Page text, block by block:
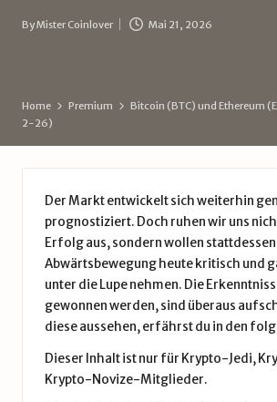
-
u
d
Posted
ByMister Coinlover Mai 21, 2026
Home Premium
Bitcoin (BTC) und Ethereum
2-26)
Der Markt entwickelt sich weiterhin
prognostiziert. Doch ruhen wir uns
Erfolg aus, sondern wollen
Abwärtsbewegung heute kritisch und
unter die Lupe nehmen. Die
gewonnen werden, sind überaus
diese aussehen, erfährst du in den
Dieser Inhalt ist nur für Krypto-Jedi,
Krypto-Novize-Mitglieder.